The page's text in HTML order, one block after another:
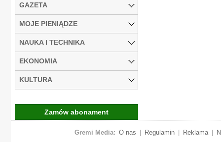
GAZETA
MOJE PIENIĄDZE
NAUKA I TECHNIKA
EKONOMIA
KULTURA
Zamów abonament
Gremi Media: O nas Regulamin Reklama